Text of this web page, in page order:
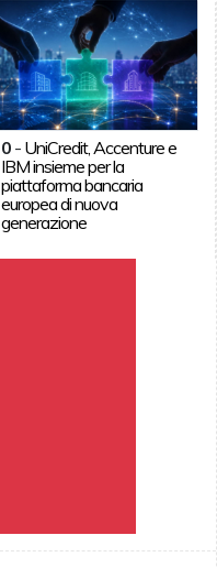
0 - UniCredit, Accenture e
IBM insieme per la
piattaforma bancaria
europea di nuova
generazione